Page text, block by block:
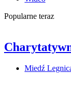
Popularne teraz
Miedź